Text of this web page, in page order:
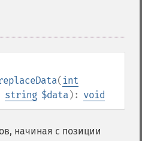
( int
string $data): void
начиная с позиции